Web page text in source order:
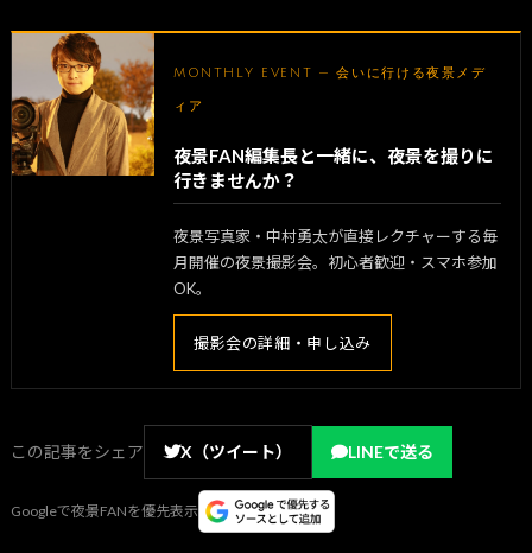
MONTHLY EVENT — 会いに行ける夜景メデ
ィア
夜景FAN編集長と一緒に、夜景を撮りに
行きませんか？
夜景写真家・中村勇太が直接レクチャーする毎
月開催の夜景撮影会。初心者歓迎・スマホ参加
OK。
撮影会の詳細・申し込み
この記事をシェア X（ツイート） LINEで送る
Googleで夜景FANを優先表示